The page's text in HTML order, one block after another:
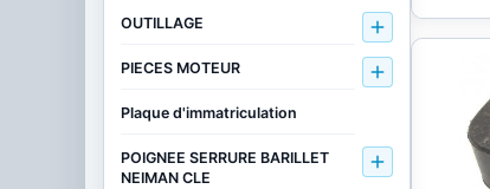
OUTILLAGE 
PIECES MOTEUR 
Plaque d'immatriculation
POIGNEE SERRURE BARILLET
NEIMAN CLE
